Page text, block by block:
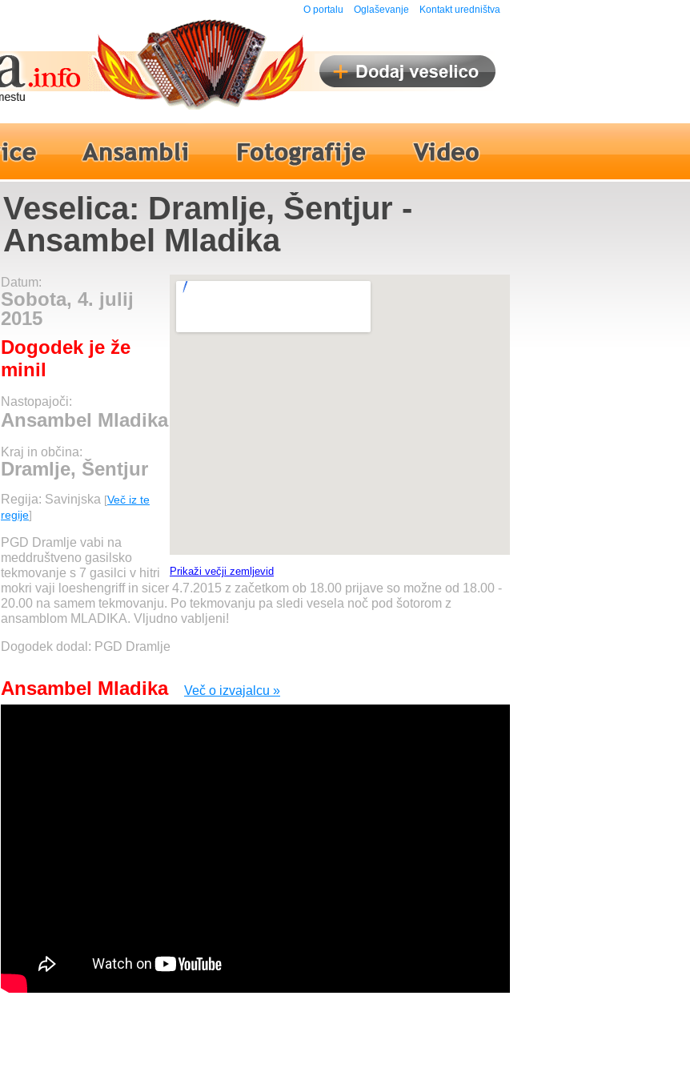
O portalu Oglaševanje Kontakt uredništva
Veselica: Dramlje, Šentjur -
Ansambel Mladika
Prikaži večji zemljevid
Datum:
Sobota, 4. julij
2015
Dogodek je že
minil
Nastopajoči:
Ansambel Mladika
Kraj in občina:
Dramlje, Šentjur
Regija: Savinjska [Več iz te
regije]
PGD Dramlje vabi na
meddruštveno gasilsko
tekmovanje s 7 gasilci v hitri
mokri vaji loeshengriff in sicer 4.7.2015 z začetkom ob 18.00 prijave so možne od 18.00 -
20.00 na samem tekmovanju. Po tekmovanju pa sledi vesela noč pod šotorom z
ansamblom MLADIKA. Vljudno vabljeni!
Dogodek dodal: PGD Dramlje
Ansambel Mladika Več o izvajalcu »